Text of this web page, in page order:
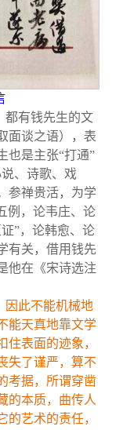
都有钱先生的文
面谈之语），表
也是主张“打通”
、诗歌、戏
参禅贵活，为学
例，论韦庄、论
”，论韩愈、论
有关，借用钱先
他在《宋诗选注
因此不能机械地
能天真地靠文学
表面的迹象，
失了谨严，算不
考据，所谓穿凿
的本质，曲传人
艺术的责任，